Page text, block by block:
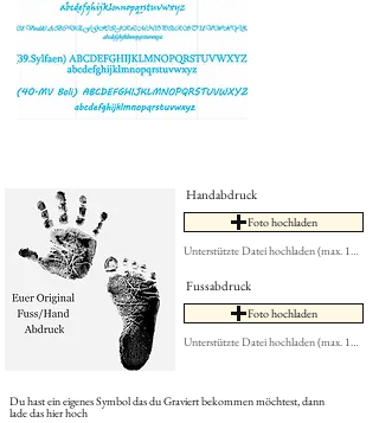
Handabdruck
Foto hochladen
Unterstützte Datei hochladen (max. 15MB)
Fussabdruck
Foto hochladen
Unterstützte Datei hochladen (max. 15MB)
Du hast ein eigenes Symbol das du Graviert bekommen möchtest, dann
lade das hier hoch